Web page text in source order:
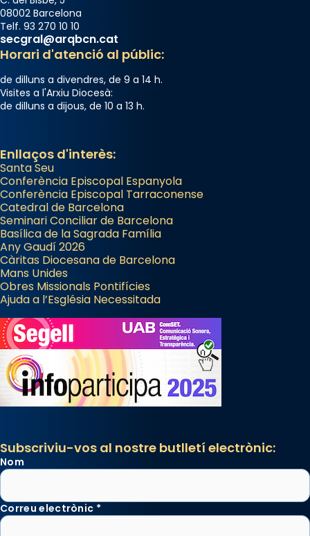
08002 Barcelona
Telf. 93 270 10 10
secgral@arqbcn.cat
Horari d'atenció al públic:
de dilluns a divendres, de 9 a 14 h.
Visites a l'Arxiu Diocesà:
de dilluns a dijous, de 10 a 13 h.
Enllaços d'interès:
Santa Seu
Conferència Episcopal Espanyola
Conferència Episcopal Tarraconense
Catedral de Barcelona
Seminari Conciliar de Barcelona
Basílica de la Sagrada Família
Any Gaudí 2026
Càritas Diocesana de Barcelona
Mans Unides
Obres Missionals Pontifícies
Ajuda a l’Església Necessitada
Subscriviu-vos al nostre butlletí electrònic:
Nom
Correu electrònic *